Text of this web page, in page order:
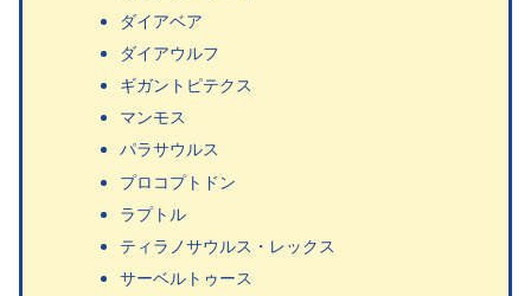
ダイアベア
ダイアウルフ
ギガントピテクス
マンモス
パラサウルス
プロコプトドン
ラプトル
ティラノサウルス・レックス
サーベルトゥース